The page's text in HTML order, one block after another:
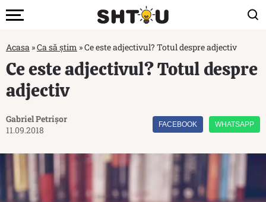
Acasa »Ca să știm »Ce este adjectivul? Totul despre adjectiv
Ce este adjectivul? Totul despre
adjectiv
Gabriel Petrișor
11.09.2018
FACEBOOK WHATSAPP